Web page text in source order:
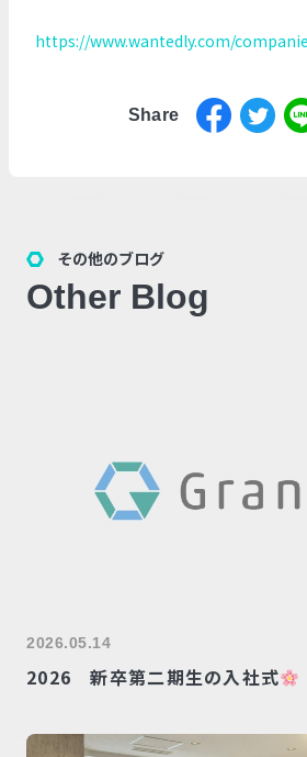
https://www.wantedly.com/
Share
その他のブログ
Other Blog
2026.05.14
2026 新卒第二期生の入社式